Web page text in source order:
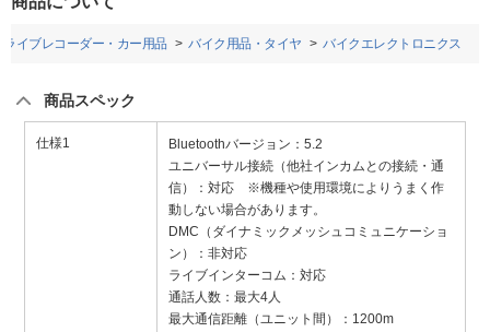
イブレコーダー・カー用品 バイク用品・タイヤ バイクエレクトロニクス
商品スペック
仕様1
Bluetoothバージョン：5.2
ユニバーサル接続（他社インカムとの接続・通
信）：対応 ※機種や使用環境によりうまく作
動しない場合があります。
DMC（ダイナミックメッシュコミュニケーショ
ン）：非対応
ライブインターコム：対応
通話人数：最大4人
最大通信距離（ユニット間）：1200m